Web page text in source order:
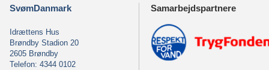
SvømDanmark
Idrættens Hus
Brøndby Stadion 20
2605 Brøndby
Telefon: 4344 0102
Samarbejdspartnere